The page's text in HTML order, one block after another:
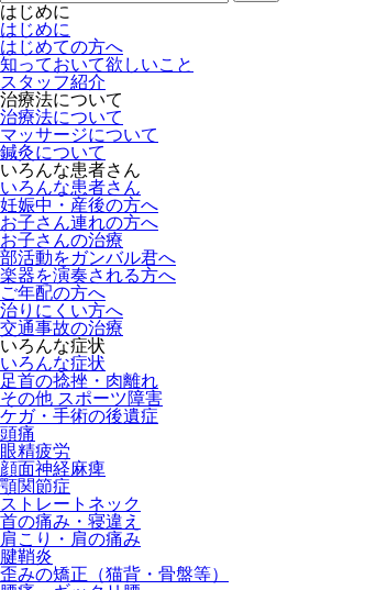
はじめに
はじめに
はじめての方へ
知っておいて欲しいこと
スタッフ紹介
治療法について
治療法について
マッサージについて
鍼灸について
いろんな患者さん
いろんな患者さん
妊娠中・産後の方へ
お子さん連れの方へ
お子さんの治療
部活動をガンバル君へ
楽器を演奏される方へ
ご年配の方へ
治りにくい方へ
交通事故の治療
いろんな症状
いろんな症状
足首の捻挫・肉離れ
その他 スポーツ障害
ケガ・手術の後遺症
頭痛
眼精疲労
顔面神経麻痺
顎関節症
ストレートネック
首の痛み・寝違え
肩こり・肩の痛み
腱鞘炎
歪みの矯正（猫背・骨盤等）